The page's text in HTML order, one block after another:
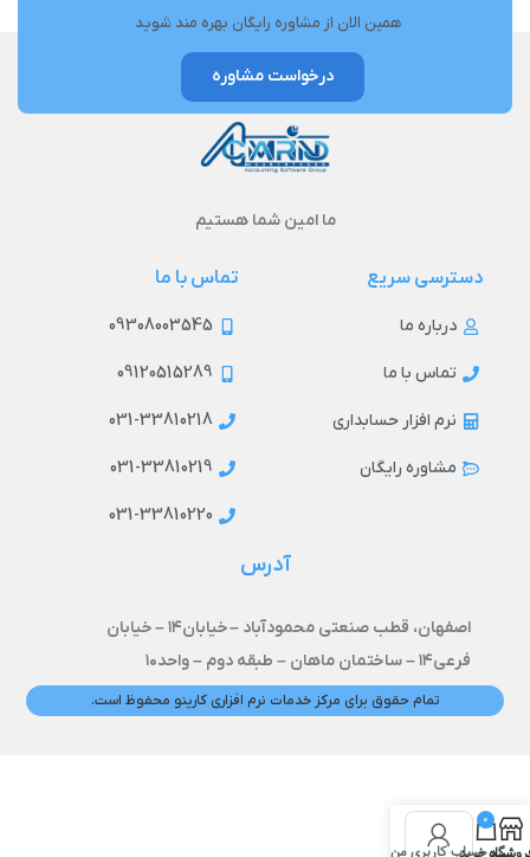
همین الان از مشاوره رایگان بهره مند شوید
درخواست مشاوره
ما امین شما هستیم
دسترسی سریع
درباره ما
تماس با ما
نرم افزار حسابداری
مشاوره رایگان
تماس با ما
09308003545
09120515289
031-33810218
031-33810219
031-33810220
آدرس
اصفهان، قطب صنعتی محمودآباد –خیابان۱۴ –
خیابان
فرعی۱۴ – ساختمان ماهان – طبقه دوم – واحد۱۰
تمام حقوق برای مرکز خدمات نرم افزاری کارینو محفوظ است.
0
حساب کاربری من